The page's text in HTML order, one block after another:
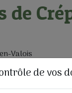
de vos
de
Valois